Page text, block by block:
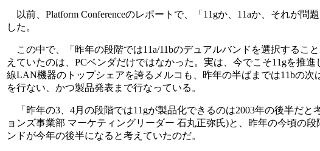
以前、Platform Conferenceのレポートで、「11gか、11aか、それが問
した。
この中で、「昨年の段階では11a/11bのデュアルバンドを選択するこ
えていたのは、PCベンダだけではなかった。実は、今でこそ11gを推
線LAN機器のトップシェアを誇るメルコも、昨年の半ばまでは11bの
を行ない、かつ製品発表まで行なっている。
「昨年の3、4月の段階では11gが製品化できるのは2003年の後半だと
ョンズ事業部 マーケティングリーダー 石丸正弥氏)と、昨年の今頃の
ンドが今年の後半になると考えていたのだ。